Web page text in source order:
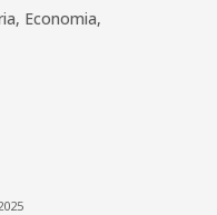
Economia,